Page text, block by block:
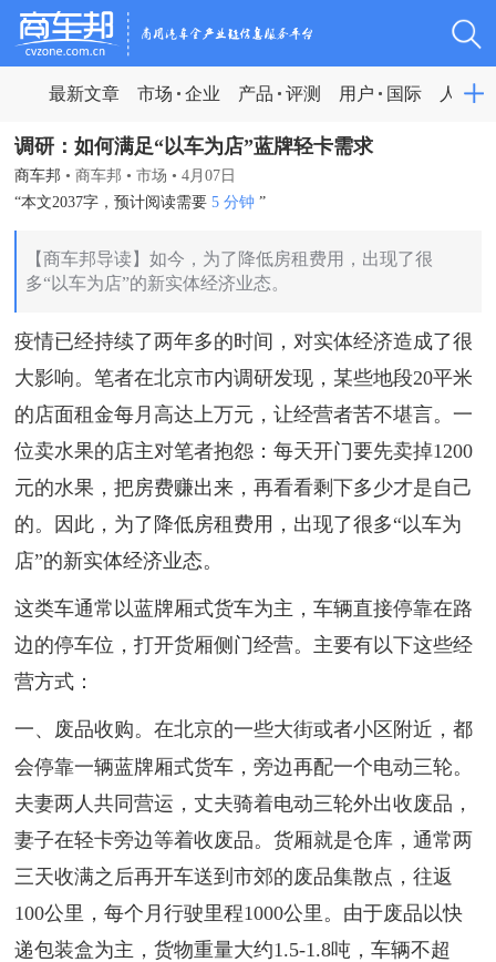
最新文章 市场 企业 产品 评测 用户 国际 人物
调研：如何满足“以车为店”蓝牌轻卡需求
商车邦 • 商车邦 • 市场 • 4月07日
“本文2037字，预计阅读需要5 分钟”
【商车邦导读】如今，为了降低房租费用，出现了很
多“以车为店”的新实体经济业态。
疫情已经持续了两年多的时间，对实体经济造成了很
大影响。笔者在北京市内调研发现，某些地段20平米
的店面租金每月高达上万元，让经营者苦不堪言。一
位卖水果的店主对笔者抱怨：每天开门要先卖掉1200
元的水果，把房费赚出来，再看看剩下多少才是自己
的。因此，为了降低房租费用，出现了很多“以车为
店”的新实体经济业态。
这类车通常以蓝牌厢式货车为主，车辆直接停靠在路
边的停车位，打开货厢侧门经营。主要有以下这些经
营方式：
一、废品收购。在北京的一些大街或者小区附近，都
会停靠一辆蓝牌厢式货车，旁边再配一个电动三轮。
夫妻两人共同营运，丈夫骑着电动三轮外出收废品，
妻子在轻卡旁边等着收废品。货厢就是仓库，通常两
三天收满之后再开车送到市郊的废品集散点，往返
100公里，每个月行驶里程1000公里。由于废品以快
递包装盒为主，货物重量大约1.5-1.8吨，车辆不超